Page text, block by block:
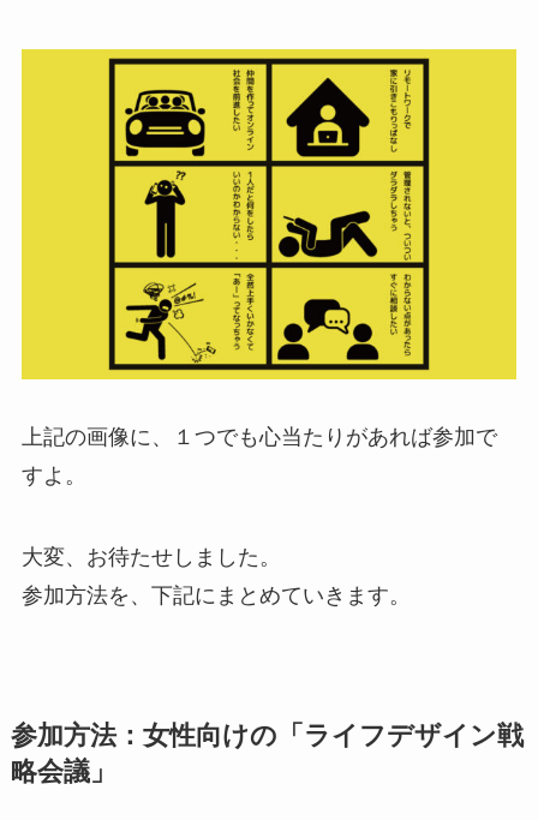
上記の画像に、１つでも心当たりがあれば参加で
すよ。
大変、お待たせしました。
参加方法を、下記にまとめていきます。
参加方法：女性向けの「ライフデザイン戦
略会議」